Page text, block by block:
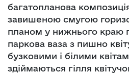
багатопланова
завишеною смугою
планом у нижнього краю
паркова ваза з пишно
бузковими і білими
здіймаються гілля